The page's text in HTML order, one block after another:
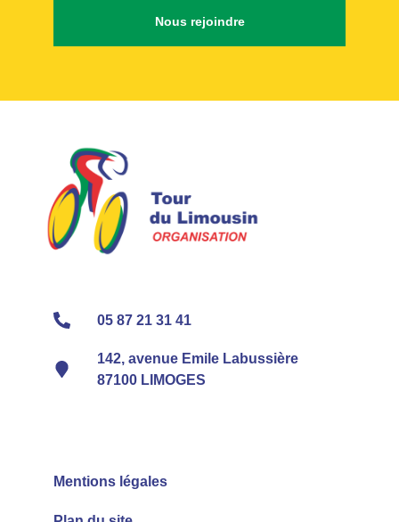
Nous rejoindre
05 87 21 31 41
142, avenue Emile Labussière
87100 LIMOGES
Mentions légales